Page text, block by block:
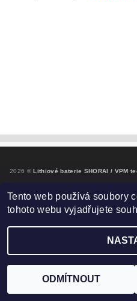
2026 ©Lithiové baterie SHORAI / VPM
Tento web používá soubory
tohoto webu vyjadřujete
ODMÍTNOUT